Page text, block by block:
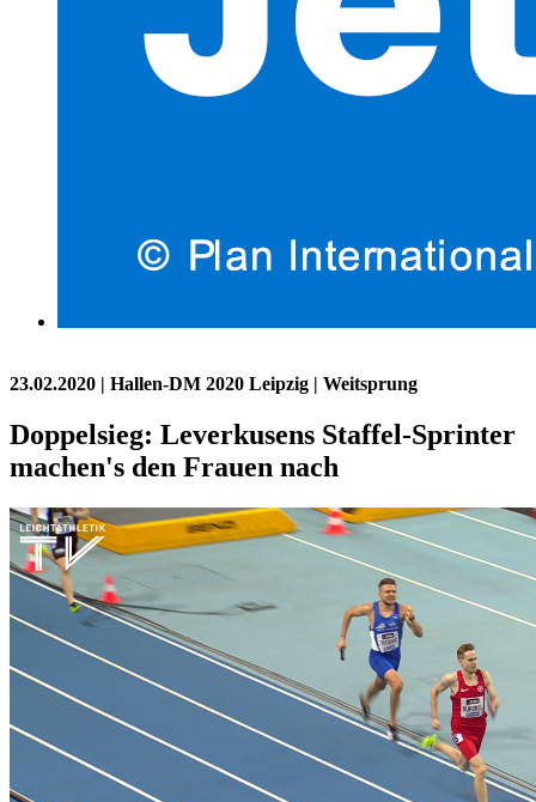
23.02.2020 | Hallen-DM 2020 Leipzig | Weitsprung
Doppelsieg: Leverkusens Staffel-Sprinter
machen's den Frauen nach